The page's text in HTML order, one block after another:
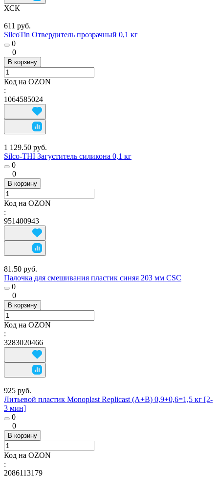
ХСК
611 руб.
SilcoTin Отвердитель прозрачный 0,1 кг
0
0
В корзину
Код на OZON
:
1064585024
1 129.50 руб.
Silco-THI Загуститель силикона 0,1 кг
0
0
В корзину
Код на OZON
:
951400943
81.50 руб.
Палочка для смешивания пластик синяя 203 мм CSC
0
0
В корзину
Код на OZON
:
3283020466
925 руб.
Литьевой пластик Monoplast Replicast (А+В) 0,9+0,6=1,5 кг [2-
3 мин]
0
0
В корзину
Код на OZON
:
2086113179